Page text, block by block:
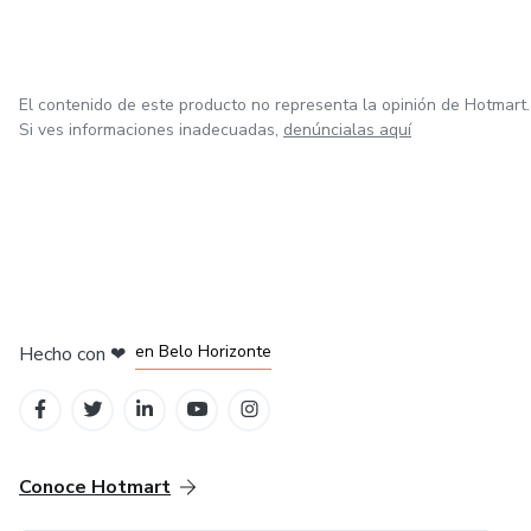
El contenido de este producto no representa la opinión de Hotmart.
Si ves informaciones inadecuadas, denúncialas aquí
Hecho con ❤ en Belo Horizonte
Conoce Hotmart